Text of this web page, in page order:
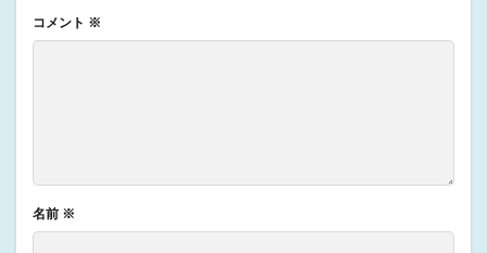
コメント ※
名前 ※